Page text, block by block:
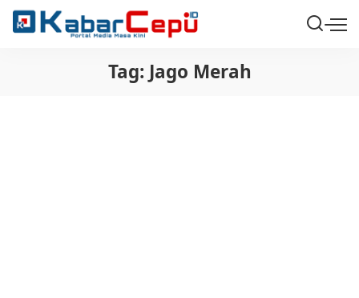
Tag: Jago Merah